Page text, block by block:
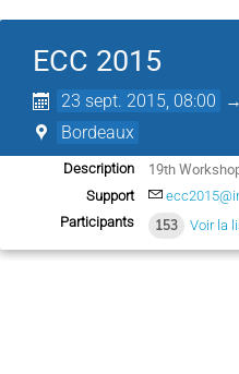
ECC 2015
23 sept. 2015, 08:00 →
Bordeaux
Description 19th
Support
Participants
153 Voir la